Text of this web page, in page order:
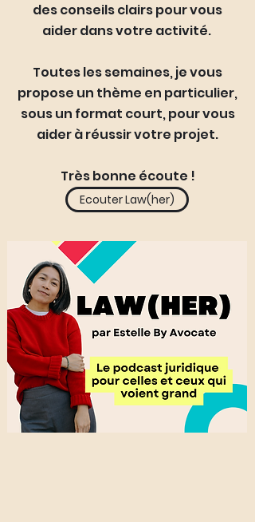
des conseils clairs pour vous
aider dans votre activité.
Toutes les semaines, je vous
propose un thème en particulier,
sous un format court, pour vous
aider à réussir votre projet.
Très bonne écoute !
Ecouter Law(her)